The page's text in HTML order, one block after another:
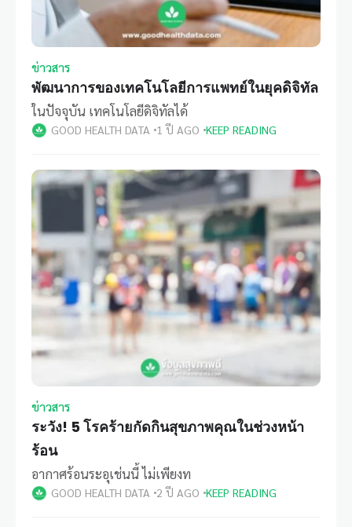
ข่าวสาร
พัฒนาการของเทคโนโลยีการแพทย์ในยุคดิจิทัล
ในปัจจุบัน เทคโนโลยีดิจิทัลได้
GOOD HEALTH DATA 1 ปี AGO KEEP READING
ข่าวสาร
ระวัง! 5 โรคร้ายกัดกินสุขภาพคุณในช่วงหน้า
ร้อน
อากาศร้อนระอุเช่นนี้ ไม่เพียงท
GOOD HEALTH DATA 2 ปี AGO KEEP READING